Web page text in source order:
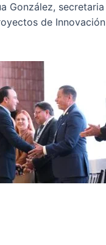
González,
de